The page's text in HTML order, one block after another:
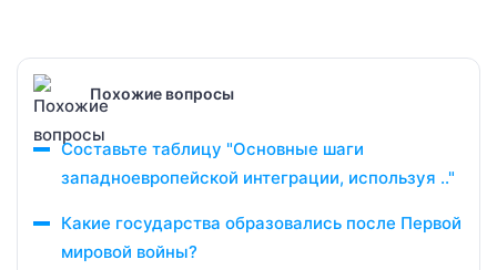
Похожие вопросы
Составьте таблицу "Основные шаги
западноевропейской интеграции, используя .."
Какие государства образовались после Первой
мировой войны?